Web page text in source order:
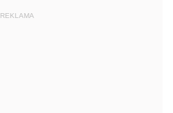
REKLAMA